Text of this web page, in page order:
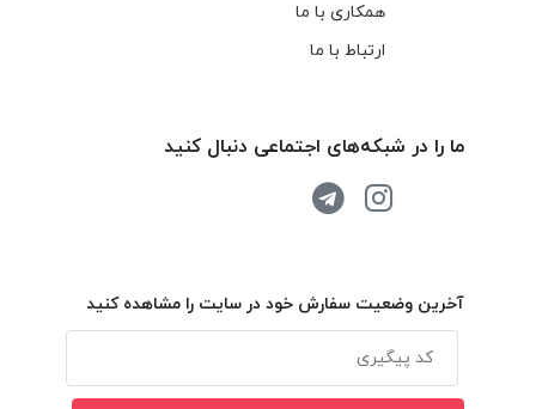
همکاری با ما
ارتباط با ما
ما را در شبکه‌های اجتماعی دنبال کنید
آخرین وضعیت سفارش خود در سایت را مشاهده کنید